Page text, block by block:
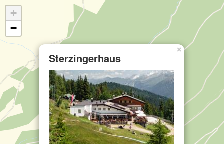
Sterzingerhaus
×
+
−